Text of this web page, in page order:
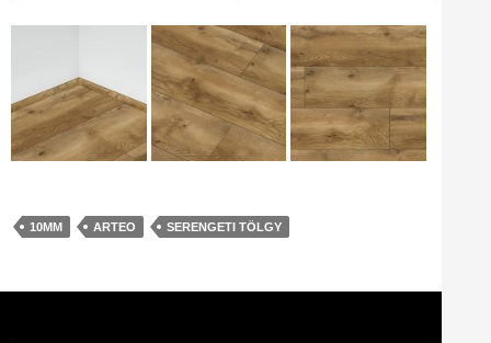
10MM ARTEO SERENGETI TÖLGY